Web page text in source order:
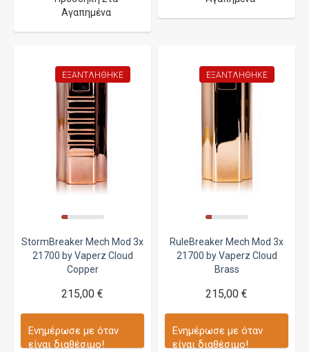
Αγαπημένα
ΕΞΑΝΤΛΉΘΗΚΕ
StormBreaker Mech Mod 3x
21700 by Vaperz Cloud
Copper
215,00 €
Ενημέρωσε με όταν
είναι διαθέσιμο!
ΕΞΑΝΤΛΉΘΗΚΕ
RuleBreaker Mech Mod 3x
21700 by Vaperz Cloud
Brass
215,00 €
Ενημέρωσε με όταν
είναι διαθέσιμο!